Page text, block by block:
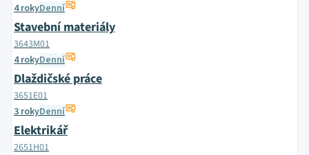
4 rokyDenní
Stavební materiály
3643M01
4 rokyDenní
Dlaždičské práce
3651E01
3 rokyDenní
Elektrikář
2651H01